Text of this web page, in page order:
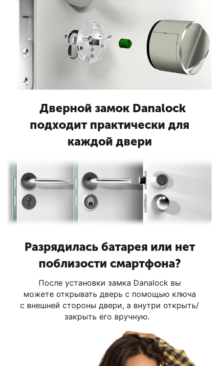
Дверной замок Danalock
подходит практически для
каждой двери
Разрядилась батарея или нет
поблизости смартфона?
После установки замка Danalock вы
можете открывать дверь с помощью ключа
c внешней стороны двери, а внутри открыть/
закрыть его вручную.